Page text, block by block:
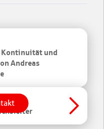
Kontinuität und
Andreas